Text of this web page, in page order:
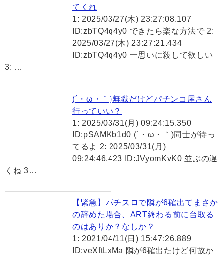
てくれ
1: 2025/03/27(木) 23:27:08.107
ID:zbTQ4q4y0 できたら楽な方法で 2:
2025/03/27(木) 23:27:21.434
ID:zbTQ4q4y0 一思いに殺して欲しい
3: …
(´・ω・｀)無職だけどパチンコ屋さん
行っていい？
1: 2025/03/31(月) 09:24:15.350
ID:pSAMKb1d0 (´・ω・｀)同士が待っ
てるよ 2: 2025/03/31(月)
09:24:46.423 ID:JVyomKvK0 並ぶの遅
くね 3…
【緊急】パチスロで隣が6確出てまさか
の辞めた場合、ART終わる前に台取る
のはありか？なしか？
1: 2021/04/11(日) 15:47:26.889
ID:veXftLxMa 隣が6確出たけど何故か